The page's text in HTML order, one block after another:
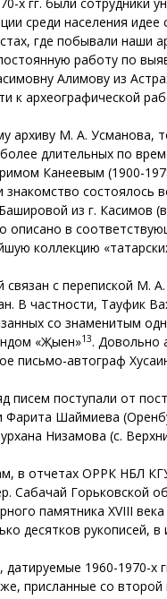
среди населения
где побывали наши
работу по
Алимову из
к археографической
архиву М. А. Усманова,
длительных по
Канеевым (1900-
состоялось
из г. Касимов
описано в
коллекцию
связан с перепиской М.
В частности, Тауфик
со знаменитым
«Җыен»13. Довольно
письмо-автограф
писем поступали от
Шаймиева
Низамова (с.
в отчетах ОРРК НБЛ
Сабачай Горьковской
памятника XVIII
десятков рукописей,
1960-1970-х
присланные со второй